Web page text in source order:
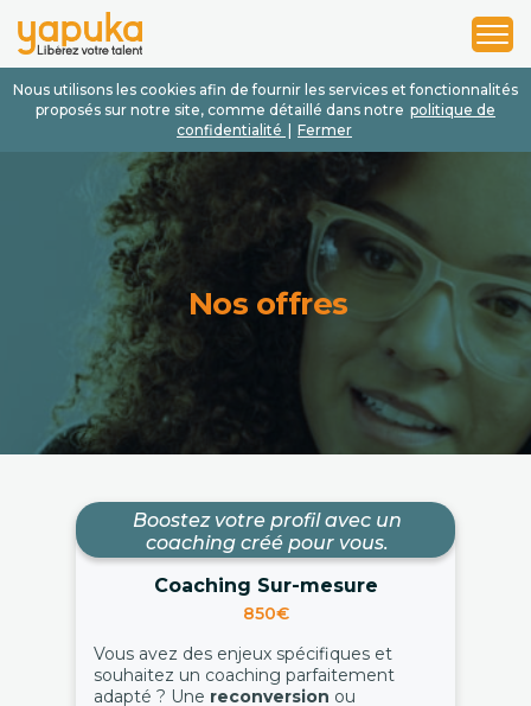
Nous utilisons les cookies afin de fournir les services et fonctionnalités
proposés sur notre site, comme détaillé dans notre politique de
confidentialité
Fermer
1
2
3
Nos offres
Boostez votre profil avec un
coaching créé pour vous.
Coaching Sur-mesure
850€
Vous avez des enjeux spécifiques et
souhaitez un coaching parfaitement
adapté ? Une reconversion ou